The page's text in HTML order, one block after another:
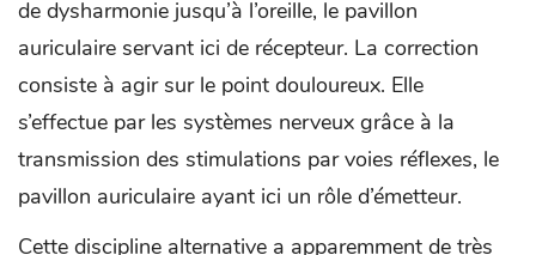
de dysharmonie jusqu’à l’oreille, le pavillon
auriculaire servant ici de récepteur. La correction
consiste à agir sur le point douloureux. Elle
s’effectue par les systèmes nerveux grâce à la
transmission des stimulations par voies réflexes, le
pavillon auriculaire ayant ici un rôle d’émetteur.
Cette discipline alternative a apparemment de très